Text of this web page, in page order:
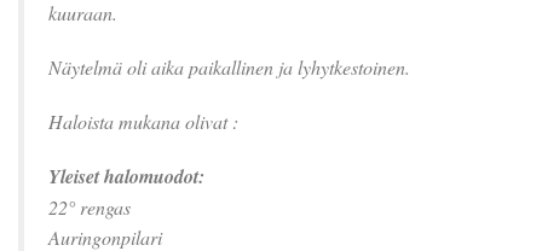
kuuraan.
Näytelmä oli aika paikallinen ja lyhytkestoinen.
Haloista mukana olivat :
Yleiset halomuodot:
22° rengas
Auringonpilari